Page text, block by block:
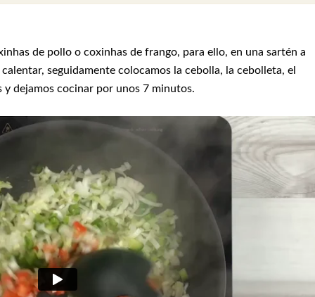
de pollo o coxinhas de frango, para ello, en una sartén a
seguidamente colocamos la cebolla, la cebolleta, el
dejamos cocinar por unos 7 minutos.